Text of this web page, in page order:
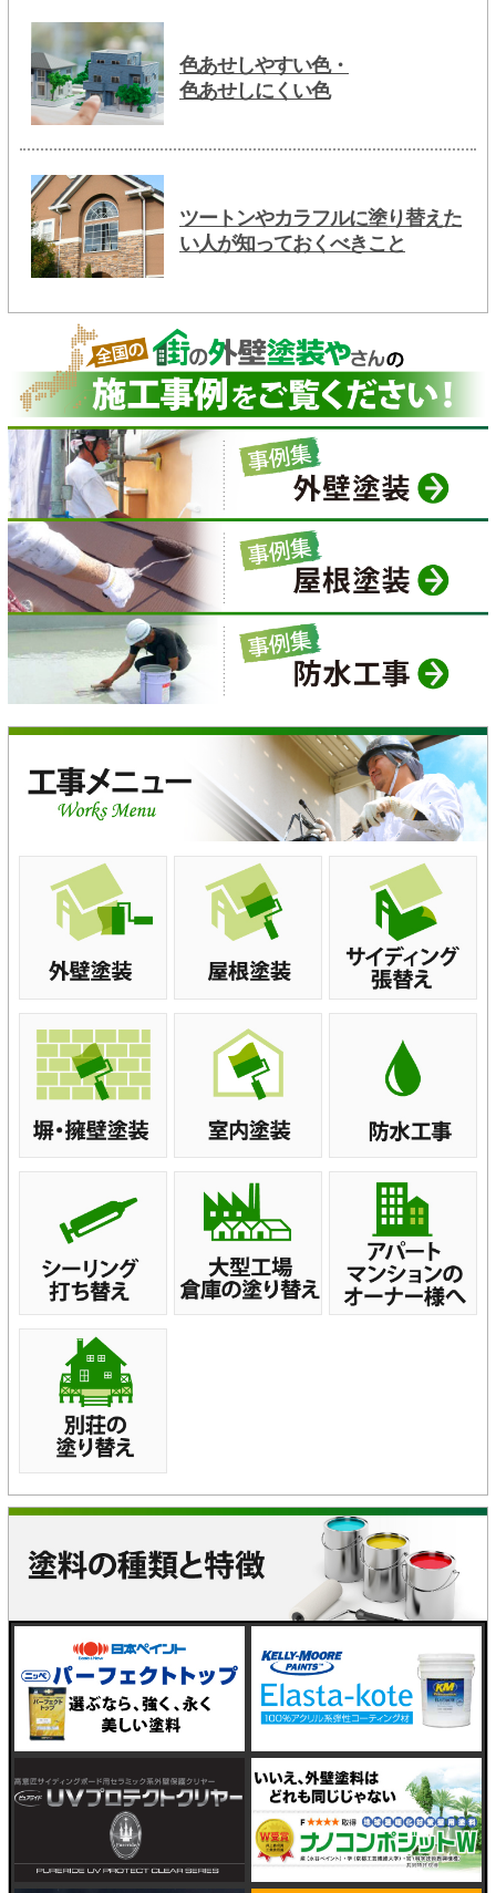
色あせしやすい色・
色あせしにくい色
ツートンやカラフルに塗り替えた
い人が知っておくべきこと